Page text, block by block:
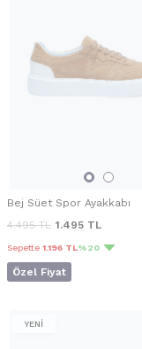
Bej Süet Spor Ayakkabı
4.495TL 1.495 TL
Sepette 1.196 TL%20
Özel Fiyat
YENİ